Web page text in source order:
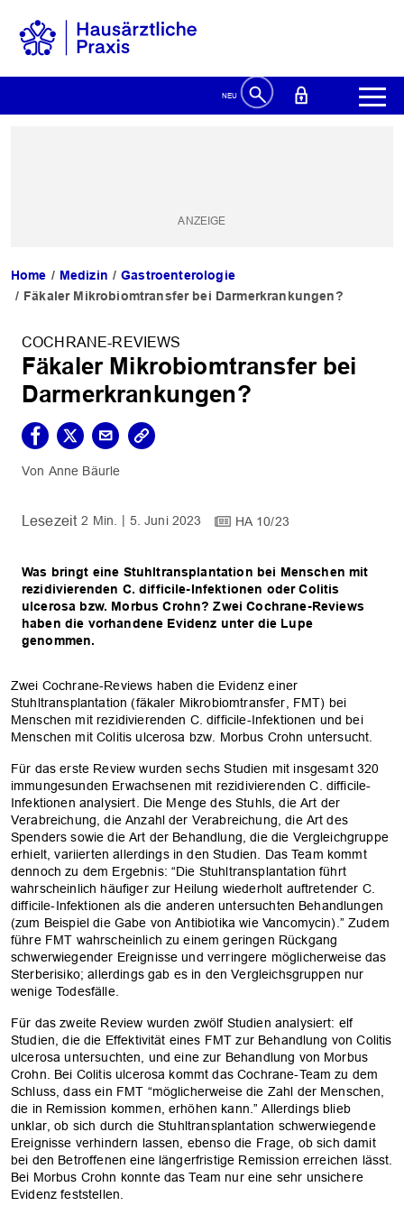
Home Medizin
Gastroenterologie
Fäkaler Mikrobiomtransfer bei Darmerkrankungen?
COCHRANE-REVIEWS
Fäkaler Mikrobiomtransfer bei
Darmerkrankungen?
Anne Bäurle
2 Min. 5. Juni 2023 HA 10/23
Was bringt eine Stuhltransplantation bei Menschen mit
rezidivierenden C. difficile-Infektionen oder Colitis
ulcerosa bzw. Morbus Crohn? Zwei Cochrane-Reviews
haben die vorhandene Evidenz unter die Lupe
genommen.
Zwei Cochrane-Reviews haben die Evidenz einer
Stuhltransplantation (fäkaler Mikrobiomtransfer, FMT) bei
Menschen mit rezidivierenden C. difficile-Infektionen und bei
Menschen mit Colitis ulcerosa bzw. Morbus Crohn untersucht.
Für das erste Review wurden sechs Studien mit insgesamt 320
immungesunden Erwachsenen mit rezidivierenden C. difficile-
Infektionen analysiert. Die Menge des Stuhls, die Art der
Verabreichung, die Anzahl der Verabreichung, die Art des
Spenders sowie die Art der Behandlung, die die Vergleichgruppe
erhielt, variierten allerdings in den Studien. Das Team kommt
dennoch zu dem Ergebnis: “Die Stuhltransplantation führt
wahrscheinlich häufiger zur Heilung wiederholt auftretender C.
difficile-Infektionen als die anderen untersuchten Behandlungen
(zum Beispiel die Gabe von Antibiotika wie Vancomycin).” Zudem
führe FMT wahrscheinlich zu einem geringen Rückgang
schwerwiegender Ereignisse und verringere möglicherweise das
Sterberisiko; allerdings gab es in den Vergleichsgruppen nur
wenige Todesfälle.
Für das zweite Review wurden zwölf Studien analysiert: elf
Studien, die die Effektivität eines FMT zur Behandlung von Colitis
ulcerosa untersuchten, und eine zur Behandlung von Morbus
Crohn. Bei Colitis ulcerosa kommt das Cochrane-Team zu dem
Schluss, dass ein FMT “möglicherweise die Zahl der Menschen,
die in Remission kommen, erhöhen kann.” Allerdings blieb
unklar, ob sich durch die Stuhltransplantation schwerwiegende
Ereignisse verhindern lassen, ebenso die Frage, ob sich damit
bei den Betroffenen eine längerfristige Remission erreichen lässt.
Bei Morbus Crohn konnte das Team nur eine sehr unsichere
Evidenz feststellen.